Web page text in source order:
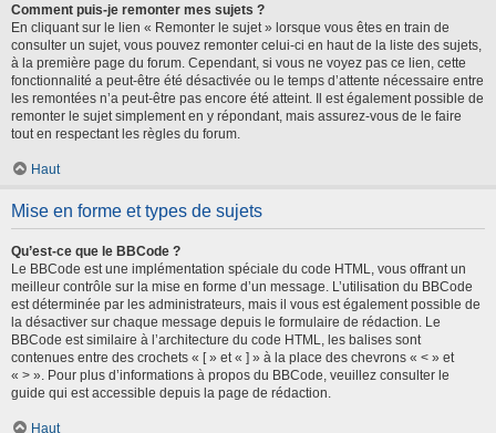
Comment puis-je remonter mes sujets ?
En cliquant sur le lien « Remonter le sujet » lorsque vous êtes en train de
consulter un sujet, vous pouvez remonter celui-ci en haut de la liste des sujets,
à la première page du forum. Cependant, si vous ne voyez pas ce lien, cette
fonctionnalité a peut-être été désactivée ou le temps d’attente nécessaire entre
les remontées n’a peut-être pas encore été atteint. Il est également possible de
remonter le sujet simplement en y répondant, mais assurez-vous de le faire
tout en respectant les règles du forum.
Haut
Mise en forme et types de sujets
Qu’est-ce que le BBCode ?
Le BBCode est une implémentation spéciale du code HTML, vous offrant un
meilleur contrôle sur la mise en forme d’un message. L’utilisation du BBCode
est déterminée par les administrateurs, mais il vous est également possible de
la désactiver sur chaque message depuis le formulaire de rédaction. Le
BBCode est similaire à l’architecture du code HTML, les balises sont
contenues entre des crochets « [ » et « ] » à la place des chevrons « < » et
« > ». Pour plus d’informations à propos du BBCode, veuillez consulter le
guide qui est accessible depuis la page de rédaction.
Haut